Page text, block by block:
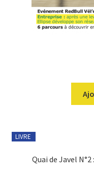
LIVRE
Quai de Javel